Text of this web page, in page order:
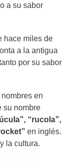
a su sabor
hace miles de
a la antigua
por su sabor
en
su nombre
“rucola”,
en inglés.
la cultura.